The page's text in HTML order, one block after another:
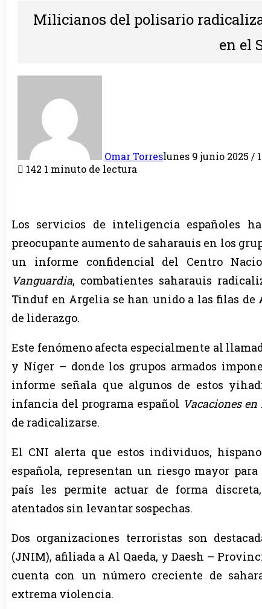
Milicianos del polisario
en el
Omar Torreslunes 9 junio 2025 /
142 1 minuto de lectura
Los servicios de inteligencia españoles
preocupante aumento de saharauis en los
un informe confidencial del Centro
Vanguardia, combatientes saharauis
Tinduf en Argelia se han unido a las filas de
de liderazgo.
Este fenómeno afecta especialmente al
y Níger – donde los grupos armados
informe señala que algunos de estos
infancia del programa español Vacaciones en
de radicalizarse.
El CNI alerta que estos individuos,
española, representan un riesgo mayor
país les permite actuar de forma
atentados sin levantar sospechas.
Dos organizaciones terroristas son
(JNIM), afiliada a Al Qaeda, y Daesh –
cuenta con un número creciente de
extrema violencia.